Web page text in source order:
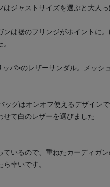
ジャストサイズを選ぶと大人
ンは裾のフリンジがポイントに
パ>のレザーサンダル。メッシ
グはオンオフ使えるデザイン
せて白のレザーを選びました
いるので、重ねたカーディガ
幸いです。